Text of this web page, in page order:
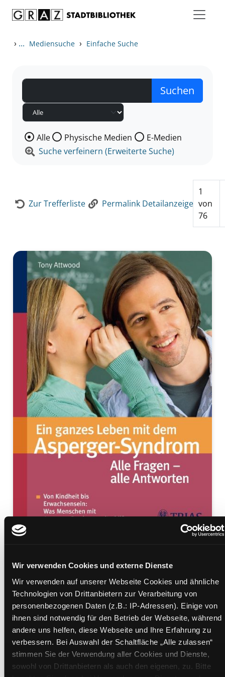
Wir verwenden Cookies und externe Dienste
Wir verwenden auf unserer Webseite Cookies und ähnliche
Technologien von Drittanbietern zur Verarbeitung von
personenbezogenen Daten (z.B.: IP-Adressen). Einige von
ihnen sind notwendig für den Betrieb der Webseite, während
andere uns helfen, diese Webseite und Ihre Erfahrung zu
verbessern. Bei Auswahl der Schaltfläche „Alle zulassen“
stimmen Sie der Verwendung aller Cookies und Dienste,
sowohl von Drittanbietern als auch den eigenen, zu. Bitte
› ... Mediensuche › Einfache Suche
Wählen Sie die Medienart nach der Sie suchen wollen.
Alle Physische Medien
E-Medien
Suche verfeinern (Erweiterte Suche)
Zur Trefferliste Permalink Detailanzeige
1
von
76
Ein ganzes Leben mit dem
Asperger-Syndrom
alle Fragen - alle Antworten
Mediengruppe:eBook
Verfasser:Suche nach diesem Verfasser
Attwood, Tony
Beschreibung ein-/ausblenden
Mehr Informationen ein-/ausblenden